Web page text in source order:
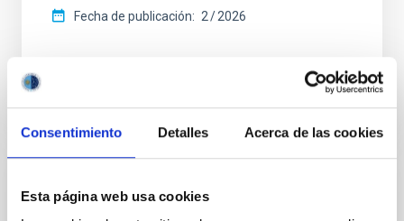
Consentimiento Detalles Acerca de las cookies
Esta página web usa cookies
Fecha de publicación: 2 2026
ERRATA